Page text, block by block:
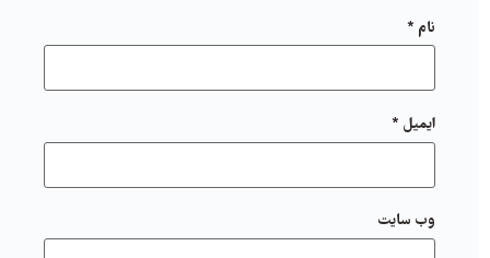
نام *
ایمیل *
وب‌ سایت